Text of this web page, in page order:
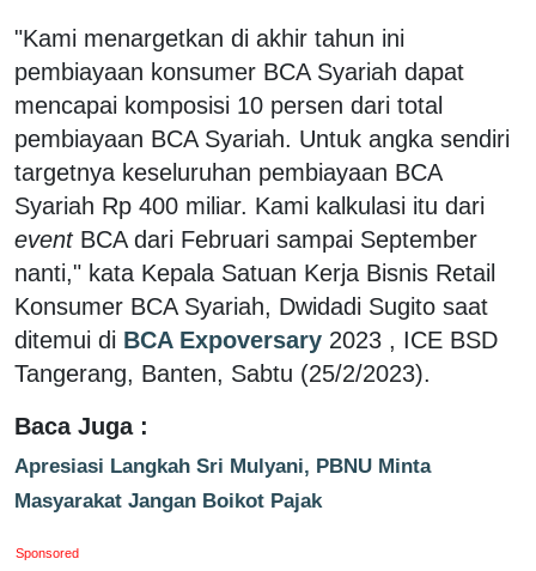
"Kami menargetkan di akhir tahun ini
pembiayaan konsumer BCA Syariah dapat
mencapai komposisi 10 persen dari total
pembiayaan BCA Syariah. Untuk angka sendiri
targetnya keseluruhan pembiayaan BCA
Syariah Rp 400 miliar. Kami kalkulasi itu dari
eventBCA dari Februari sampai September
nanti," kata Kepala Satuan Kerja Bisnis Retail
Konsumer BCA Syariah, Dwidadi Sugito saat
ditemui di BCA Expoversary 2023 , ICE BSD
Tangerang, Banten, Sabtu (25/2/2023).
Baca Juga :
Apresiasi Langkah Sri Mulyani, PBNU Minta
Masyarakat Jangan Boikot Pajak
Sponsored